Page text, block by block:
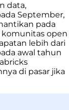
data,
September,
pada
komunitas open
lebih dari
awal tahun
di pasar jika